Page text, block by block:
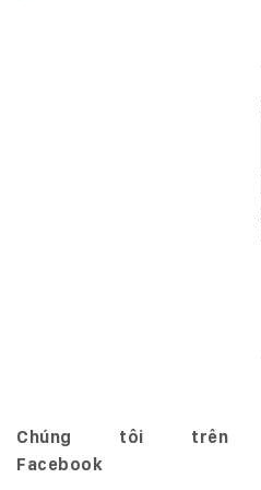
Chúng tôi trên
Facebook